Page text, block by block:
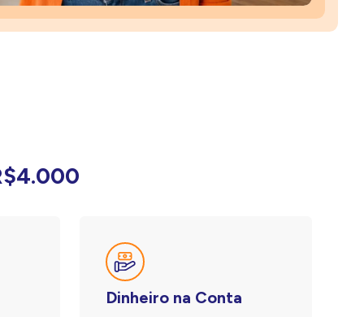
Dinheiro na Conta